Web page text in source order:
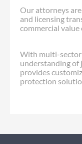
Our attorneys
and licensing
commercial
With multi-sector
understanding of
provides
protection